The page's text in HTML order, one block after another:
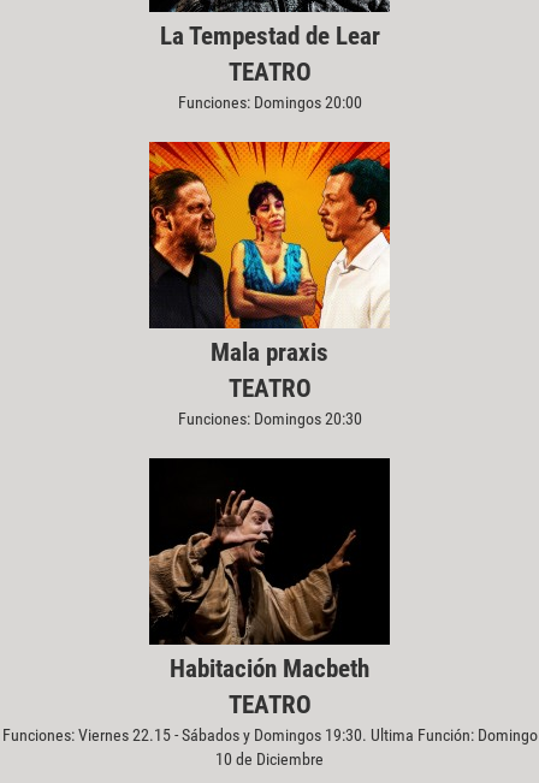
La Tempestad de Lear
TEATRO
Funciones: Domingos 20:00
Mala praxis
TEATRO
Funciones: Domingos 20:30
Habitación Macbeth
TEATRO
Funciones: Viernes 22.15 - Sábados y Domingos 19:30. Ultima Función: Domingo
10 de Diciembre